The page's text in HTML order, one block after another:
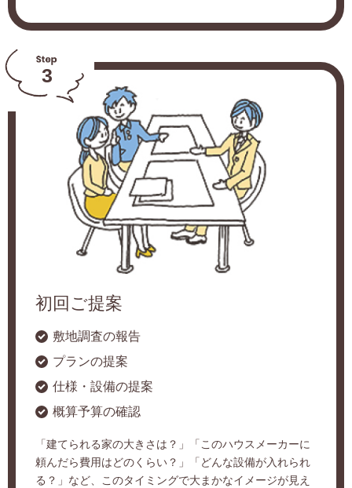
3
初回ご提案
敷地調査の報告
プランの提案
仕様・設備の提案
概算予算の確認
「建てられる家の大きさは？」「このハウスメーカーに
頼んだら費用はどのくらい？」「どんな設備が入れられ
る？」など、このタイミングで大まかなイメージが見え